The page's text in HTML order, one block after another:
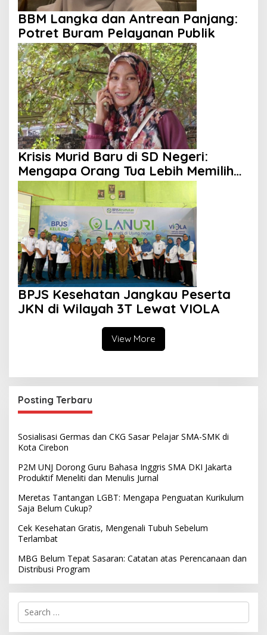
BBM Langka dan Antrean Panjang:
Potret Buram Pelayanan Publik
Krisis Murid Baru di SD Negeri:
Mengapa Orang Tua Lebih Memilih
Sekolah Swasta?
BPJS Kesehatan Jangkau Peserta
JKN di Wilayah 3T Lewat VIOLA
View More
Posting Terbaru
Sosialisasi Germas dan CKG Sasar Pelajar SMA-SMK di
Kota Cirebon
P2M UNJ Dorong Guru Bahasa Inggris SMA DKI Jakarta
Produktif Meneliti dan Menulis Jurnal
Meretas Tantangan LGBT: Mengapa Penguatan Kurikulum
Saja Belum Cukup?
Cek Kesehatan Gratis, Mengenali Tubuh Sebelum
Terlambat
MBG Belum Tepat Sasaran: Catatan atas Perencanaan dan
Distribusi Program
S